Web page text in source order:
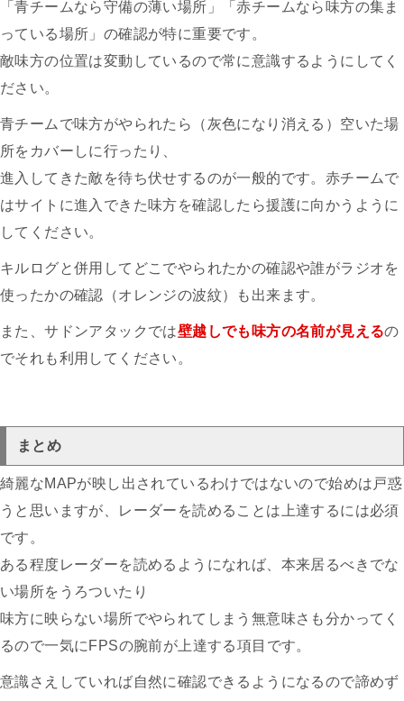
「青チームなら守備の薄い場所」「赤チームなら味方の集ま
っている場所」の確認が特に重要です。
敵味方の位置は変動しているので常に意識するようにしてく
ださい。
青チームで味方がやられたら（灰色になり消える）空いた場
所をカバーしに行ったり、
進入してきた敵を待ち伏せするのが一般的です。赤チームで
はサイトに進入できた味方を確認したら援護に向かうように
してください。
キルログと併用してどこでやられたかの確認や誰がラジオを
使ったかの確認（オレンジの波紋）も出来ます。
また、サドンアタックでは壁越しでも味方の名前が見えるの
でそれも利用してください。
まとめ
綺麗なMAPが映し出されているわけではないので始めは戸惑
うと思いますが、レーダーを読めることは上達するには必須
です。
ある程度レーダーを読めるようになれば、本来居るべきでな
い場所をうろついたり
味方に映らない場所でやられてしまう無意味さも分かってく
るので一気にFPSの腕前が上達する項目です。
意識さえしていれば自然に確認できるようになるので諦めず